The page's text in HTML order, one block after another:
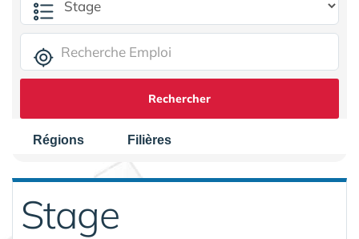
Rechercher
Régions Filières
Stage